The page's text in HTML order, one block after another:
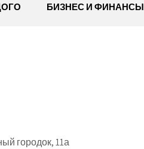
БИЗНЕС И ФИНАНСЫ
городок, 11а